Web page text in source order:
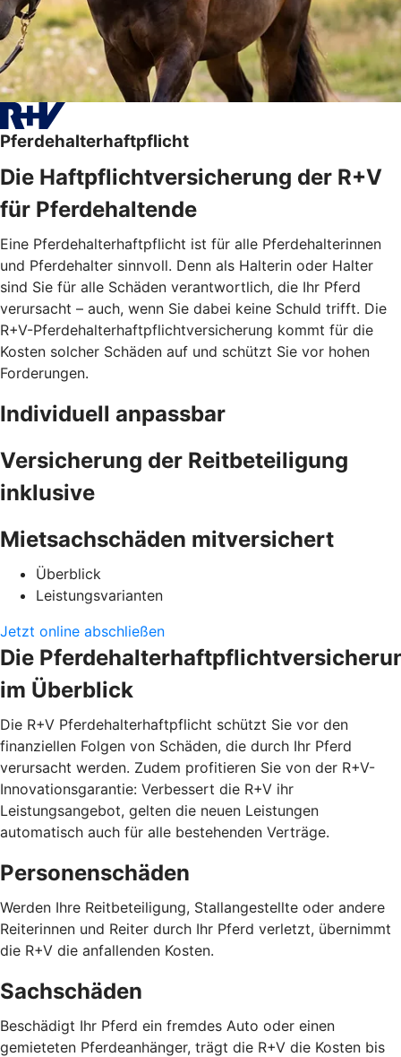
Pferdehalterhaftpflicht
Die Haftpflichtversicherung der R+V
für Pferdehaltende
Eine Pferdehalterhaftpflicht ist für alle Pferdehalterinnen
und Pferdehalter sinnvoll. Denn als Halterin oder Halter
sind Sie für alle Schäden verantwortlich, die Ihr Pferd
verursacht – auch, wenn Sie dabei keine Schuld trifft. Die
R+V-Pferdehalterhaftpflichtversicherung kommt für die
Kosten solcher Schäden auf und schützt Sie vor hohen
Forderungen.
Individuell anpassbar
Versicherung der Reitbeteiligung
inklusive
Mietsachschäden mitversichert
Überblick
Leistungsvarianten
Jetzt online abschließen
Die
im Überblick
Die R+V Pferdehalterhaftpflicht schützt Sie vor den
finanziellen Folgen von Schäden, die durch Ihr Pferd
verursacht werden. Zudem profitieren Sie von der R+V-
Innovationsgarantie: Verbessert die R+V ihr
Leistungsangebot, gelten die neuen Leistungen
automatisch auch für alle bestehenden Verträge.
Personenschäden
Werden Ihre Reitbeteiligung, Stallangestellte oder andere
Reiterinnen und Reiter durch Ihr Pferd verletzt, übernimmt
die R+V die anfallenden Kosten.
Sachschäden
Beschädigt Ihr Pferd ein fremdes Auto oder einen
gemieteten Pferdeanhänger, trägt die R+V die Kosten bis